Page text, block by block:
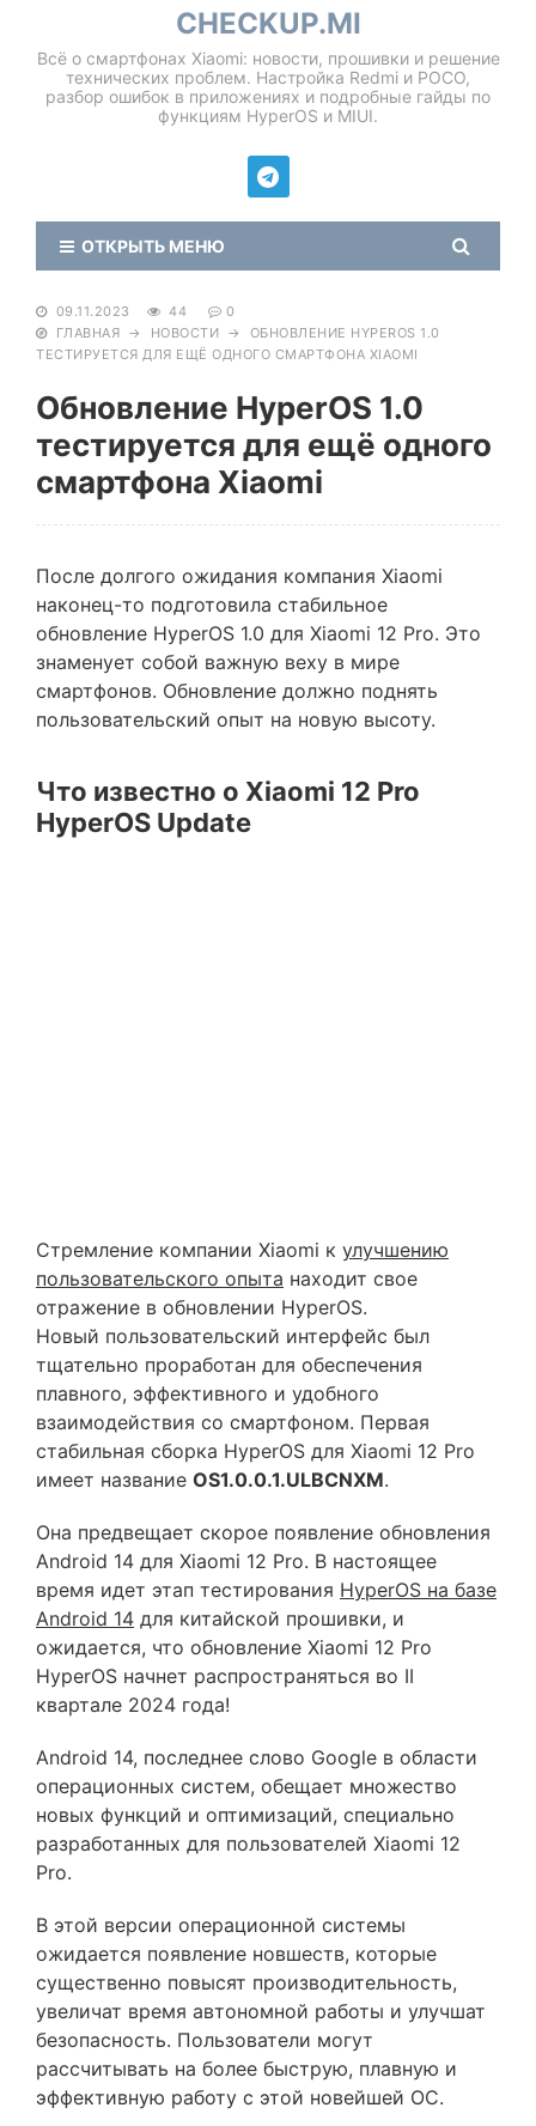
CHECKUP.MI
Всё о смартфонах Xiaomi: новости, прошивки и решение
технических проблем. Настройка Redmi и POCO,
разбор ошибок в приложениях и подробные гайды по
функциям HyperOS и MIUI.
ОТКРЫТЬ МЕНЮ
09.11.2023 44
0
ГЛАВНАЯ → НОВОСТИ → ОБНОВЛЕНИЕ HYPEROS 1.0
ТЕСТИРУЕТСЯ ДЛЯ ЕЩЁ ОДНОГО СМАРТФОНА XIAOMI
Обновление HyperOS 1.0
тестируется для ещё одного
смартфона Xiaomi
После долгого ожидания компания Xiaomi
наконец-то подготовила стабильное
обновление HyperOS 1.0 для Xiaomi 12 Pro. Это
знаменует собой важную веху в мире
смартфонов. Обновление должно поднять
пользовательский опыт на новую высоту.
Что известно о Xiaomi 12 Pro
HyperOS Update
Стремление компании Xiaomi к улучшению
пользовательского опыта находит свое
отражение в обновлении HyperOS.
Новый пользовательский интерфейс был
тщательно проработан для обеспечения
плавного, эффективного и удобного
взаимодействия со смартфоном. Первая
стабильная сборка HyperOS для Xiaomi 12 Pro
имеет название OS1.0.0.1.ULBCNXM.
Она предвещает скорое появление обновления
Android 14 для Xiaomi 12 Pro. В настоящее
время идет этап тестирования HyperOS на базе
Android 14 для китайской прошивки, и
ожидается, что обновление Xiaomi 12 Pro
HyperOS начнет распространяться во II
квартале 2024 года!
Android 14, последнее слово Google в области
операционных систем, обещает множество
новых функций и оптимизаций, специально
разработанных для пользователей Xiaomi 12
Pro.
В этой версии операционной системы
ожидается появление новшеств, которые
существенно повысят производительность,
увеличат время автономной работы и улучшат
безопасность. Пользователи могут
рассчитывать на более быструю, плавную и
эффективную работу с этой новейшей ОС.